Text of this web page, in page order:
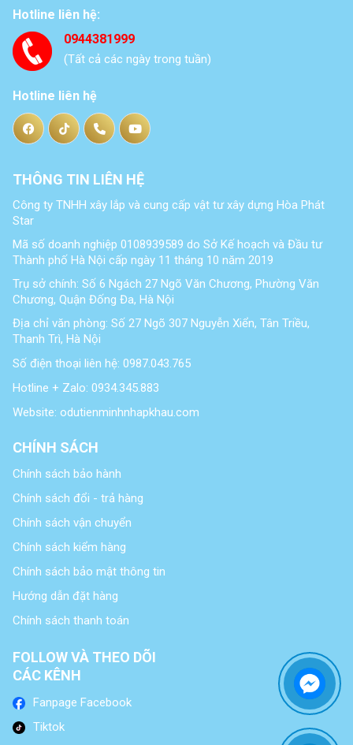
Hotline liên hệ:
0944381999
(Tất cả các ngày trong tuần)
Hotline liên hệ
THÔNG TIN LIÊN HỆ
Công ty TNHH xây lắp và cung cấp vật tư xây dựng Hòa Phát
Star
Mã số doanh nghiệp 0108939589 do Sở Kế hoạch và Đầu tư
Thành phố Hà Nội cấp ngày 11 tháng 10 năm 2019
Trụ sở chính: Số 6 Ngách 27 Ngõ Văn Chương, Phường Văn
Chương, Quận Đống Đa, Hà Nội
Địa chỉ văn phòng: Số 27 Ngõ 307 Nguyễn Xiển, Tân Triều,
Thanh Trì, Hà Nội
Số điện thoại liên hệ: 0987.043.765
Hotline + Zalo: 0934.345.883
Website: odutienminhnhapkhau.com
CHÍNH SÁCH
Chính sách bảo hành
Chính sách đổi - trả hàng
Chính sách vận chuyển
Chính sách kiểm hàng
Chính sách bảo mật thông tin
Hướng dẫn đặt hàng
Chính sách thanh toán
FOLLOW VÀ THEO DÕI
CÁC KÊNH
Fanpage Facebook
Tiktok